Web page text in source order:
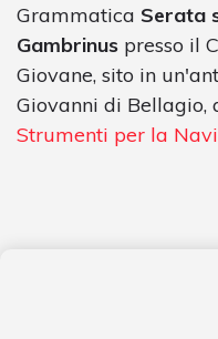
Grammatica Serata
Gambrinus presso il
Giovane, sito in
Giovanni di Bellagio,
Strumenti per la